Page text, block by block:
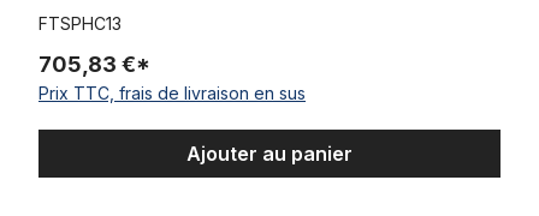
FTSPHC13
705,83 €*
Prix TTC, frais de livraison en sus
Ajouter au panier